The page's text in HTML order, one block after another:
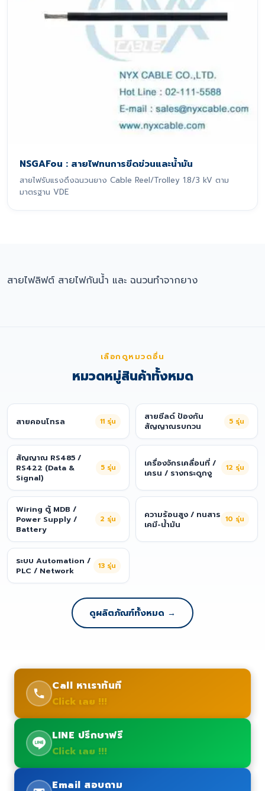
NSGAFou : สายไฟทนการขีดข่วนและน้ำมัน
สายไฟรับแรงดึงฉนวนยาง Cable Reel/Trolley 1.8/3 kV ตาม
มาตรฐาน VDE
สายไฟลิฟต์ สายไฟกันน้ำ และ ฉนวนทำจากยาง
เลือกดูหมวดอื่น
หมวดหมู่สินค้าทั้งหมด
สายคอนโทรล 11 รุ่น
สายชีลด์ ป้องกัน
สัญญาณรบกวน
5 รุ่น
สัญญาณ RS485 /
RS422 (Data &
Signal)
5 รุ่น
เครื่องจักรเคลื่อนที่ /
เครน / รางกระดูกงู
12 รุ่น
Wiring ตู้ MDB /
Power Supply /
Battery
2 รุ่น
ความร้อนสูง / ทนสาร
เคมี-น้ำมัน
10 รุ่น
ระบบ Automation /
PLC / Network
13 รุ่น
ดูผลิตภัณฑ์ทั้งหมด →
Call หาเราทันที
Click เลย !!!
LINE ปรึกษาฟรี
Click เลย !!!
Email สอบถาม